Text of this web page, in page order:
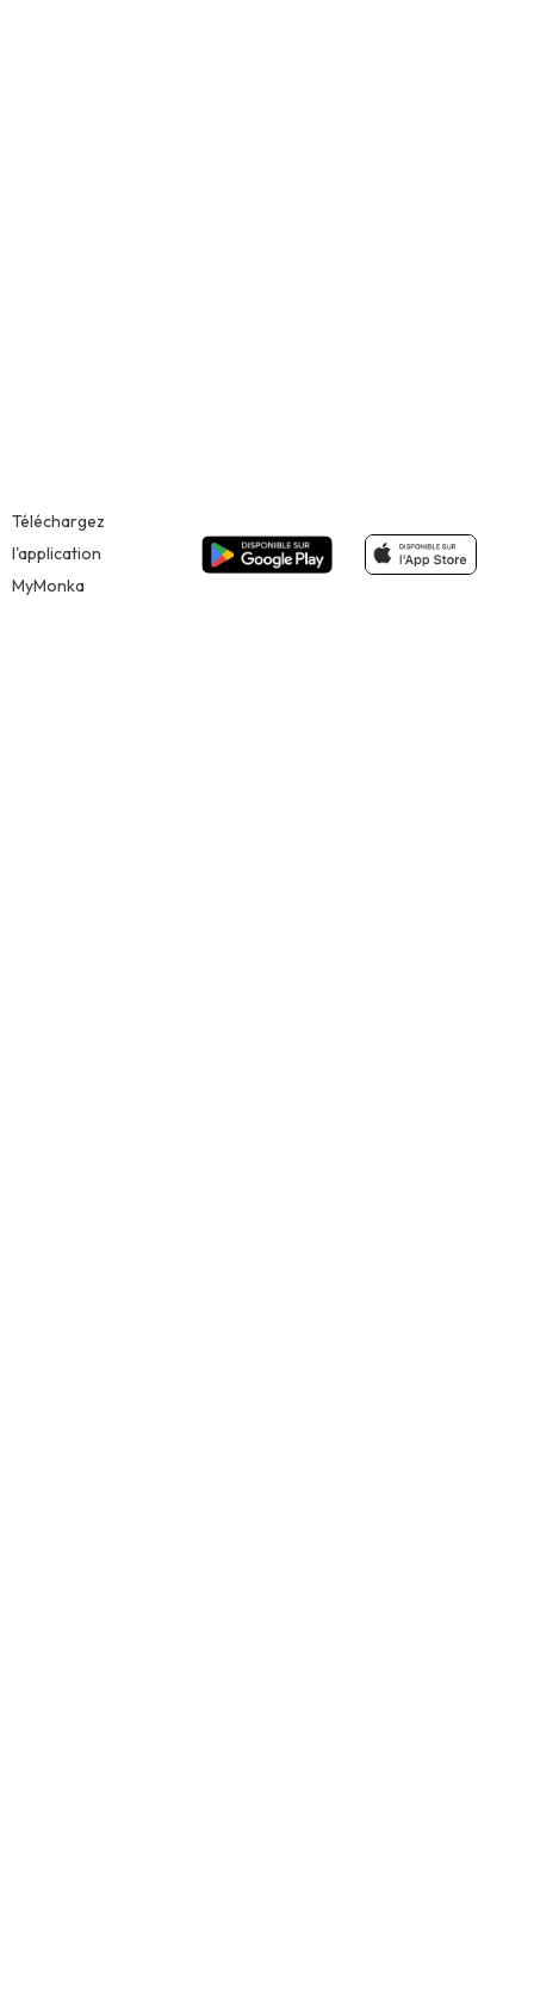
Téléchargez
l'application
MyMonka